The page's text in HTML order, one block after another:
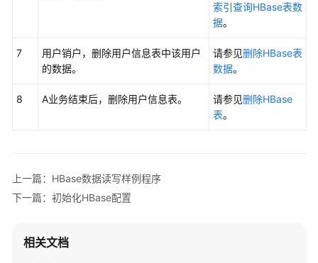
MRS
件
认
证
索引查询HBase表数
据。
7
用户销户，删除用户信息表中该用户
的数据。
请参见删除HBase表
数据。
8 A业务结束后，删除用户信息表。 请参见删除HBase
表。
上一篇：HBase数据读写样例程序
下一篇：初始化HBase配置
相关文档